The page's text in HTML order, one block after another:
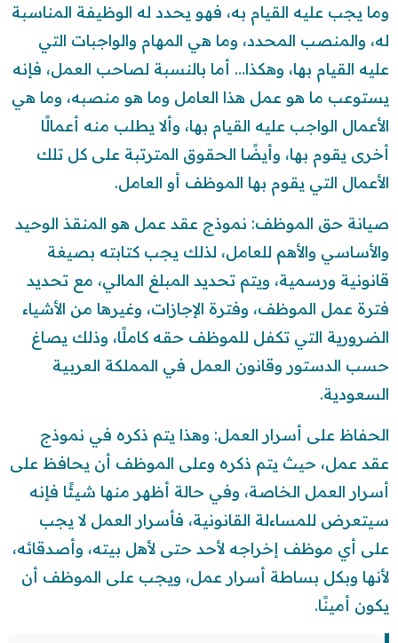
وما يجب عليه القيام به، فهو يحدد له الوظيفة المناسبة
له، والمنصب المحدد، وما هي المهام والواجبات التي
عليه القيام بها، وهكذا… أما بالنسبة لصاحب العمل، فإنه
يستوعب ما هو عمل هذا العامل وما هو منصبه، وما هي
الأعمال الواجب عليه القيام بها، وألا يطلب منه أعمالًا
أخرى يقوم بها، وأيضًا الحقوق المترتبة على كل تلك
الأعمال التي يقوم بها الموظف أو العامل.
صيانة حق الموظف: نموذج عقد عمل هو المنقذ الوحيد
والأساسي والأهم للعامل، لذلك يجب كتابته بصيغة
قانونية ورسمية، ويتم تحديد المبلغ المالي، مع تحديد
فترة عمل الموظف، وفترة الإجازات، وغيرها من الأشياء
الضرورية التي تكفل للموظف حقه كاملًا، وذلك يصاغ
حسب الدستور وقانون العمل في المملكة العربية
السعودية.
الحفاظ على أسرار العمل: وهذا يتم ذكره في نموذج
عقد عمل، حيث يتم ذكره وعلى الموظف أن يحافظ على
أسرار العمل الخاصة، وفي حالة أظهر منها شيئًا فإنه
سيتعرض للمساءلة القانونية، فأسرار العمل لا يجب
على أي موظف إخراجه لأحد حتى لأهل بيته، وأصدقائه،
لأنها وبكل بساطة أسرار عمل، ويجب على الموظف أن
يكون أمينًا.